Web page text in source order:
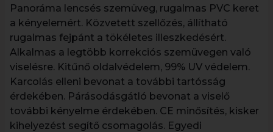
Panoráma lencsés szemüveg, rugalmas PVC keret
a kényelemért. Közvetett szellőzés, állítható
rugalmas fejpánt a tökéletes illeszkedésért.
Alkalmas a legtöbb korrekciós szemüvegen való
viselésre. Kitűnő oldalvédelem, 99% UV védelem.
Karcolás elleni bevonat a további tartósság
érdekében. Párásodásgátló bevonat a viselő
további kényelme érdekében. CE minősítés, kisker
kihelyezést segítő csomagolás. Egyedi